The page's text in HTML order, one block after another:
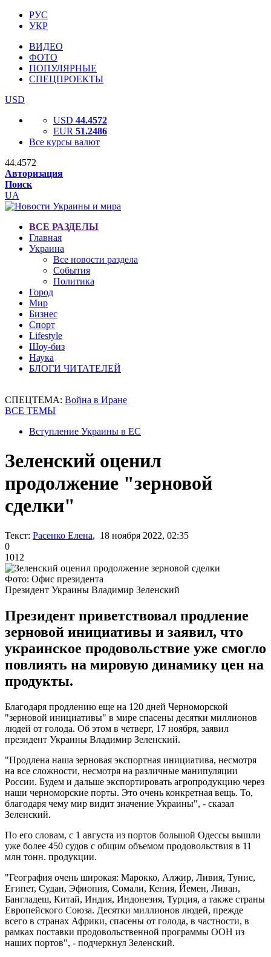
РУС
УКР
ВИДЕО
ФОТО
ПОПУЛЯРНЫЕ
СПЕЦПРОЕКТЫ
USD
USD 44.4572
EUR 51.2486
Все курсы валют
44.4572
Авторизация
Поиск
UA
ВСЕ РАЗДЕЛЫ
Главная
Украина
Все новости раздела
События
Политика
Город
Мир
Бизнес
Спорт
Lifestyle
Шоу-биз
Наука
БЛОГИ ЧИТАТЕЛЕЙ
СПЕЦТЕМА: Война в Иране
ВСЕ ТЕМЫ
Вступление Украины в ЕС
Зеленский оценил
продолжение "зерновой
сделки"
Текст: Расенко Елена, 18 ноября 2022, 02:35
0
1012
Фото: Офис президента
Президент Украины Владимир Зеленский
Президент приветствовал продление
зерновой инициативы и заявил, что
украинское продовольствие уже смогло
повлиять на мировую динамику цен на
продукты.
Благодаря продлению еще на 120 дней Черноморской
"зерновой инициативы" в мире спасены десятки миллионов
людей от голода. Об этом в четверг, 17 ноября, заявил
президент Украины Владимир Зеленский.
"Продлена наша зерновая экспортная инициатива, несмотря
на все сложности, несмотря на различные манипуляции
России. Будем и дальше экспортировать агропродукцию через
наши черноморские порты. Это очень конкретная вещь. То,
благодаря чему мир видит значение Украины", - сказал
Зеленский.
По его словам, с 1 августа из портов большой Одессы вышли
уже более 450 судов с общим объемом продовольствия в 11
млн тонн. продукции.
"География очень широкая: Марокко, Алжир, Ливия, Тунис,
Египет, Судан, Эфиопия, Сомали, Кения, Йемен, Ливан,
Бангладеш, Китай, Индия, Индонезия, Турция, а также страны
Европейского Союза. Десятки миллионов людей, прежде
всего в странах Африки, спасены от голода, в частности, в
рамках поставки продовольственной программы ООН из
наших портов", - подчеркнул Зеленский.